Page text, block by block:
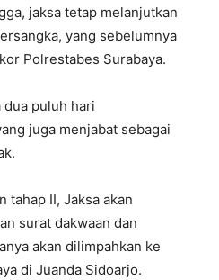
jaksa tetap melanjutkan
yang sebelumnya
Polrestabes Surabaya.
dua puluh hari
juga menjabat sebagai
tahap II, Jaksa akan
surat dakwaan dan
akan dilimpahkan ke
di Juanda Sidoarjo.